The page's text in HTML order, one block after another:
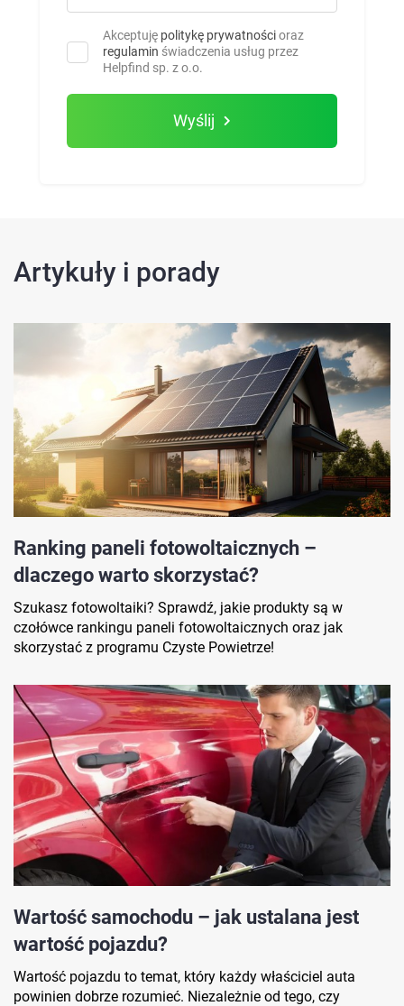
Akceptuję politykę prywatnościoraz
regulamin świadczenia usług przez
Helpfind sp. z o.o.
Wyślij
Artykuły i porady
Ranking paneli fotowoltaicznych –
dlaczego warto skorzystać?
Szukasz fotowoltaiki? Sprawdź, jakie produkty są w
czołówce rankingu paneli fotowoltaicznych oraz jak
skorzystać z programu Czyste Powietrze!
Wartość samochodu – jak ustalana jest
wartość pojazdu?
Wartość pojazdu to temat, który każdy właściciel auta
powinien dobrze rozumieć. Niezależnie od tego, czy